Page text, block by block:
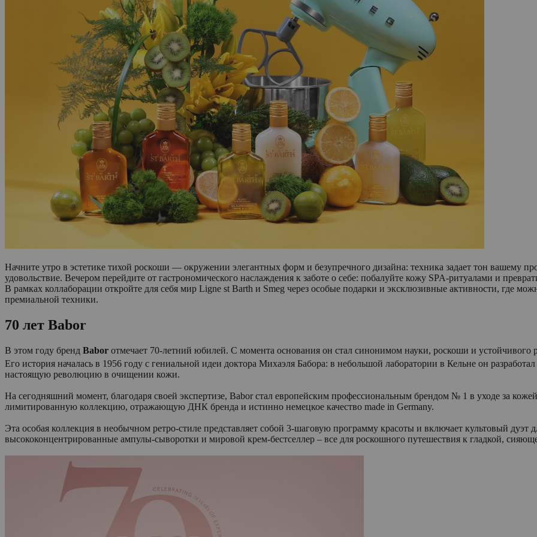
Начните утро в эстетике тихой роскоши — окружении элегантных форм и безупречного дизайна: техника задает тон вашему
удовольствие. Вечером перейдите от гастрономического наслаждения к заботе о себе: побалуйте кожу SPA-ритуалами и
В рамках коллаборации откройте для себя мир Ligne st Barth и Smeg через особые подарки и эксклюзивные активности, где
премиальной техники.
70 лет Babor
В этом году бренд Babor отмечает 70-летний юбилей. С момента основания он стал синонимом науки, роскоши и устойчивого
Его история началась в 1956 году с гениальной идеи доктора Михаэля Бабора: в небольшой лаборатории в Кельне он
настоящую революцию в очищении кожи.
На сегодняшний момент, благодаря своей экспертизе, Babor стал европейским профессиональным брендом № 1 в уходе за
лимитированную коллекцию, отражающую ДНК бренда и истинно немецкое качество made in Germany.
Эта особая коллекция в необычном ретро-стиле представляет собой 3-шаговую программу красоты и включает культовый дуэт
высококонцентрированные ампулы-сыворотки и мировой крем-бестселлер – все для роскошного путешествия к гладкой,